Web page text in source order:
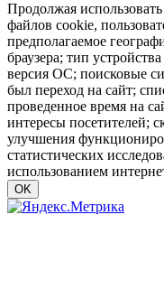
Продолжая
файлов cookie,
предполагаемое
браузера; тип
версия ОС; поисковые
был переход на сайт;
проведенное время на
интересы посетителей;
улучшения
статистических
использованием
OK